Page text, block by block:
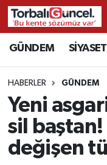
GÜNDEM SİYASET
HABERLER GÜNDEM
Yeni
sil
değişen
İzmir Nöbetçi
İzmir Hava
İzmir Namaz
İzmir Trafik